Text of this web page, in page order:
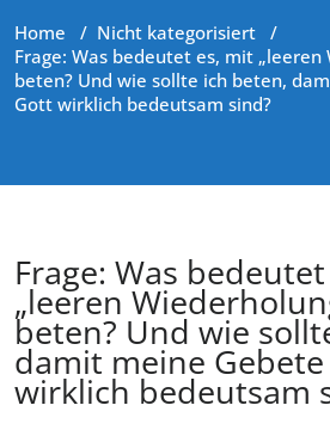
Home / Nicht kategorisiert /
Frage: Was bedeutet es, mit „leeren
beten? Und wie sollte ich beten,
Gott wirklich bedeutsam sind?
Frage: Was
„leeren
beten? Und wie
damit meine
wirklich bedeutsam